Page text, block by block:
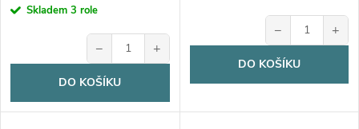
cena:Skladem 3 role
− +
DO KOŠÍKU
− +
DO KOŠÍKU